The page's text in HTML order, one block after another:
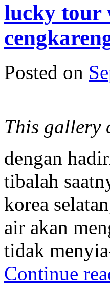
lucky tour
Posted on
This gallery
dengan
tibalah
korea
air akan
tidak
Continue